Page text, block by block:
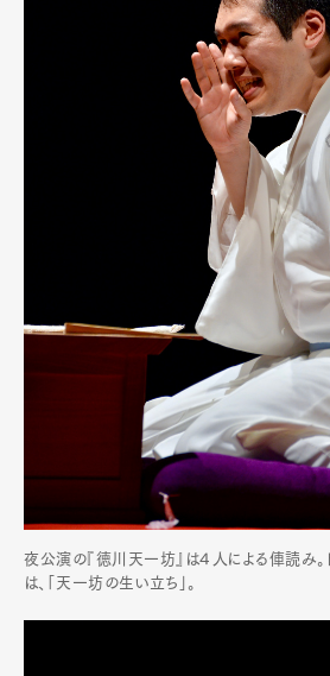
夜公演の『徳川天一坊』は４人による俥読み。
は、「天一坊の生い立ち」。